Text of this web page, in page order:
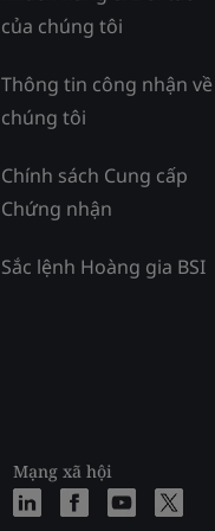
của chúng tôi
Thông tin công nhận về
chúng tôi
Chính sách Cung cấp
Chứng nhận
Sắc lệnh Hoàng gia BSI
Mạng xã hội